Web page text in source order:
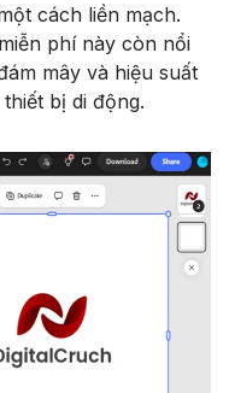
cách liền mạch.
phí này còn nổi
mây và hiệu suất
bị di động.